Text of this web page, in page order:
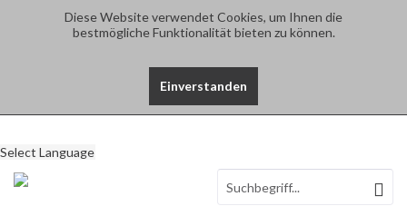
Diese Website verwendet Cookies, um Ihnen die
bestmögliche Funktionalität bieten zu können.
Einverstanden
Select Language